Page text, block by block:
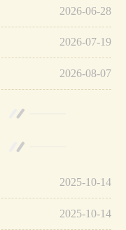
2026-06-28
2026-07-19
2026-08-07
2025-10-14
2025-10-14